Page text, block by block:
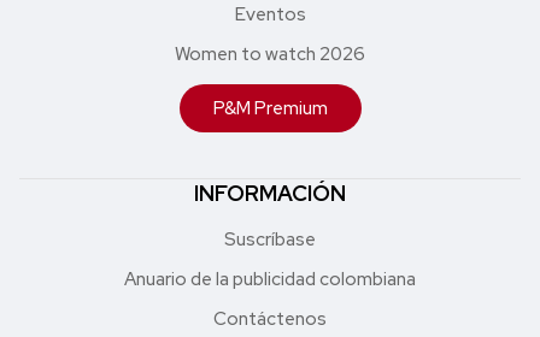
Eventos
Women to watch 2026
P&M Premium
INFORMACIÓN
Suscríbase
Anuario de la publicidad colombiana
Contáctenos